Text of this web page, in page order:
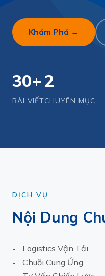
Khám Phá →
30+
BÀI VIẾT
2
CHUYÊN MỤC
DỊCH VỤ
Nội Dung
Logistics Vận Tải
Chuỗi Cung Ứng